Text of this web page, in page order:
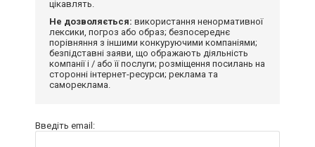
цікавлять.
Не дозволяється: використання ненормативної
лексики, погроз або образ; безпосереднє
порівняння з іншими конкуруючими компаніями;
безпідставні заяви, що ображають діяльність
компанії і / або її послуги; розміщення посилань на
сторонні інтернет-ресурси; реклама та
самореклама.
Введіть email: